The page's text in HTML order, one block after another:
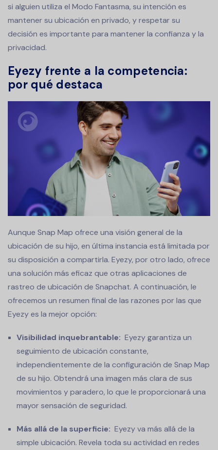
si alguien utiliza el Modo Fantasma, su intención es
mantener su ubicación en privado, y respetar su
decisión es importante para mantener la confianza y la
privacidad.
Eyezy frente a la competencia:
por qué destaca
Aunque Snap Map ofrece una visión general de la
ubicación de su hijo, en última instancia está limitada por
su disposición a compartirla. Eyezy, por otro lado, ofrece
una solución más eficaz que otras aplicaciones de
rastreo de ubicación de Snapchat. A continuación, le
ofrecemos un resumen final de las razones por las que
Eyezy es la mejor opción:
Visibilidad inquebrantable: Eyezy garantiza un
seguimiento de ubicación constante,
independientemente de la configuración de Snap Map
de su hijo. Obtendrá una imagen más clara de sus
movimientos y paradero, lo que le proporcionará una
mayor sensación de seguridad.
Más allá de la superficie: Eyezy va más allá de la
simple ubicación. Revela toda su actividad en redes